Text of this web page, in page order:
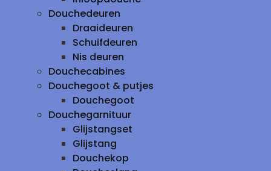
Douchedeuren
Draaideuren
Schuifdeuren
Nis deuren
Douchecabines
Douchegoot & putjes
Douchegoot
Douchegarnituur
Glijstangset
Glijstang
Douchekop